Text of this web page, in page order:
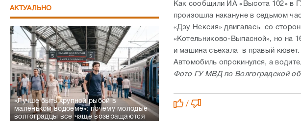
АКТУАЛЬНО
«Лучше быть крупной рыбой в
маленьком водоеме»: почему молодые
волгоградцы все чаще возвращаются
Как сообщили ИА «Высота 102» в
произошла накануне в седьмом
«Дэу Нексия» двигалась со
«Котельниково-Выпасной», но на
и машина съехала в правый кювет.
Автомобиль опрокинулся, а
Фото ГУ МВД по Волгоградской
/